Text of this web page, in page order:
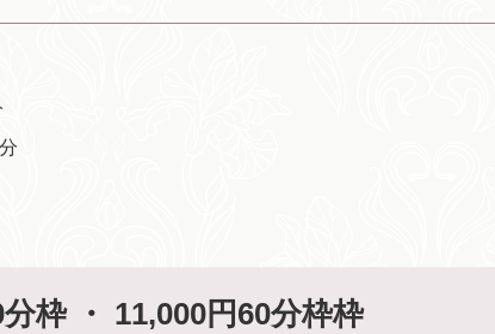
枠 ・ 11,000円60分枠枠